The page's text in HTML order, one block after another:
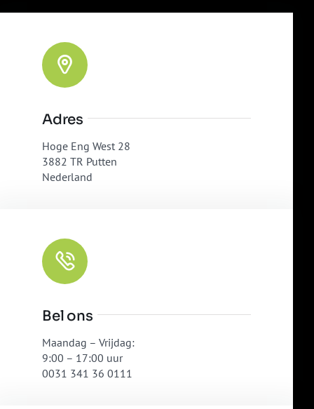
Adres
Hoge Eng West 28
3882 TR Putten
Nederland
Bel ons
Maandag – Vrijdag:
9:00 – 17:00 uur
0031 341 36 0111